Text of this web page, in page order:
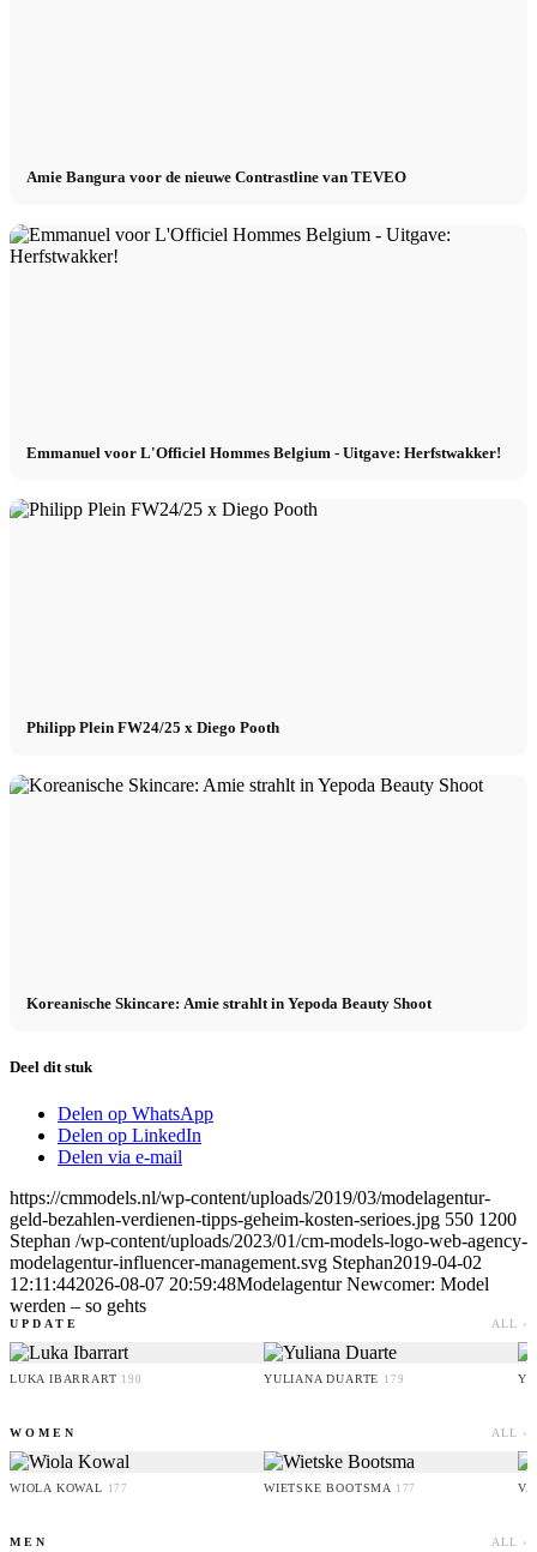
Amie Bangura voor de nieuwe Contrastline van TEVEO
Emmanuel voor L'Officiel Hommes Belgium - Uitgave: Herfstwakker!
Philipp Plein FW24/25 x Diego Pooth
Koreanische Skincare: Amie strahlt in Yepoda Beauty Shoot
Deel dit stuk
Delen op WhatsApp
Delen op LinkedIn
Delen via e-mail
https://cmmodels.nl/wp-content/uploads/2019/03/modelagentur-
geld-bezahlen-verdienen-tipps-geheim-kosten-serioes.jpg 550 1200
Stephan /wp-content/uploads/2023/01/cm-models-logo-web-agency-
modelagentur-influencer-management.svg Stephan2019-04-02
12:11:442026-08-07 20:59:48Modelagentur Newcomer: Model
werden – so gehts
UPDATE ALL ›
LUKA IBARRART 190 YULIANA DUARTE 179
WOMEN ALL ›
WIOLA KOWAL 177 WIETSKE BOOTSMA 177
MEN ALL ›